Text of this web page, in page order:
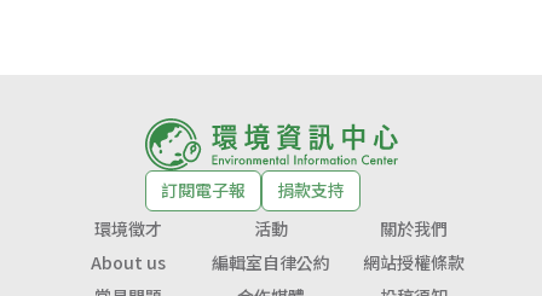
訂閱電子報
捐款支持
環境徵才
活動
關於我們
About us
編輯室自律公約
網站授權條款